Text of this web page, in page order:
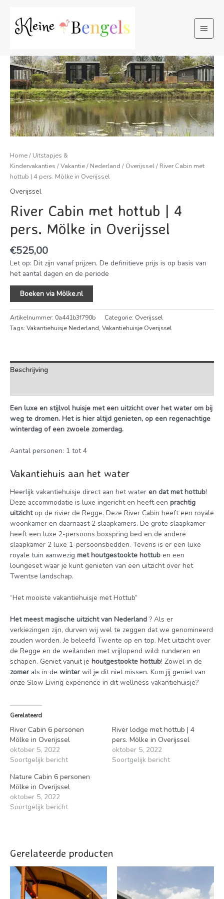
inhoud
Home/ Uitstapjes &
Kindervakanties /Vakantie/ Nederland / Overijssel/ River Cabin met
hottub | 4 pers. Mölke in Overijssel
Overijssel
River Cabin met hottub | 4
pers. Mölke in Overijssel
€525,00
Let op: Dit zijn vanaf prijzen. De definitieve prijs is op basis van
het aantal dagen en de periode
Boeken via Mölke.nl
Artikelnummer: 0a441b3f790b Categorie: Overijssel
Tags: Vakantiehuisje Nederland, Vakantiehuisje Overijssel
Beschrijving
Een luxe en stijlvol huisje met een uitzicht over het water om bij
weg te dromen. Het is hier altijd genieten, op een regenachtige
winterdag of een zwoele zomerdag.
Aantal personen: 1 tot 4
Vakantiehuis aan het water
Heerlijk vakantiehuisje direct aan het water en dat met hottub!
Deze accommodatie is luxe ingericht en heeft een prachtig
uitzichtop de rivier de Regge. Deze River Cabin heeft een royale
woonkamer en daarnaast 2 slaapkamers. De grote slaapkamer
heeft een luxe 2-persoons boxspring bed en de andere
slaapkamer 2 luxe 1-persoonsbedden. Tevens is er een luxe
royale tuin aanwezig met houtgestookte hottub en een
loungeset waar je kunt genieten van een uitzicht over het
Twentse landschap.
“Het mooiste vakantiehuisje met Hottub”
Het meest magische uitzicht van Nederland ? Als er
verkiezingen zijn, durven wij wel te zeggen dat we genomineerd
zouden worden. Je beleefd Twente op en top. Met uitzicht over
de Regge en de weilanden met vrijlopend wild: runderen en
schapen. Geniet vanuit je houtgestookte hottub! Zowel in de
zomer als in de winter wil je dit niet missen. Kom jij geniet van
onze Slow Living experience in dit wellness vakantiehuisje?
Gerelateerd
River Cabin 6 personen
Mölke in Overijssel
oktober 5, 2022
Soortgelijk bericht
River lodge met hottub | 4
pers. Mölke in Overijssel
oktober 5, 2022
Soortgelijk bericht
Nature Cabin 6 personen
Mölke in Overijssel
oktober 5, 2022
Soortgelijk bericht
Gerelateerde producten